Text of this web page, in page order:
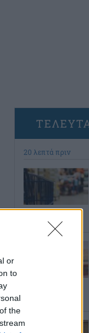
or
to
the
20 λεπτά πριν
49 λεπτά πριν